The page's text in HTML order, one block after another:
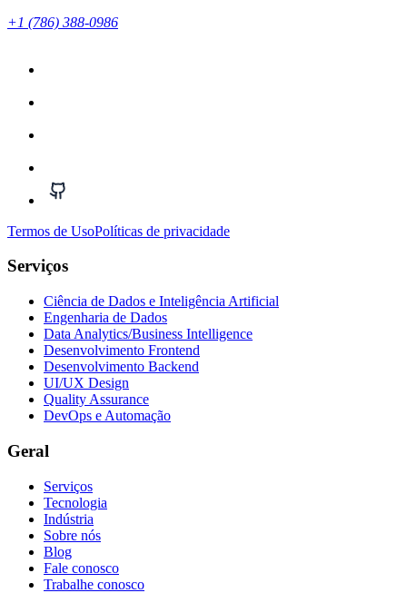
+1 (786) 388-0986
Termos de UsoPolíticas de privacidade
Serviços
Ciência de Dados e Inteligência Artificial
Engenharia de Dados
Data Analytics/Business Intelligence
Desenvolvimento Frontend
Desenvolvimento Backend
UI/UX Design
Quality Assurance
DevOps e Automação
Geral
Serviços
Tecnologia
Indústria
Sobre nós
Blog
Fale conosco
Trabalhe conosco